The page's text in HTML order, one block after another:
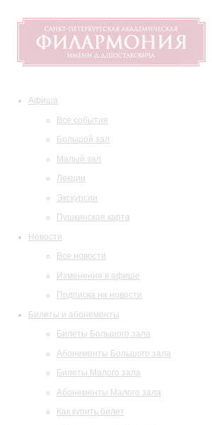
Афиша
Все события
Большой зал
Малый зал
Лекции
Экскурсии
Пушкинская карта
Новости
Все новости
Изменения в афише
Подписка на новости
Билеты и абонементы
Билеты Большого зала
Абонементы Большого зала
Билеты Малого зала
Абонементы Малого зала
Как купить билет